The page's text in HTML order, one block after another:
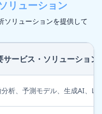
リューション
ソリューションを提供して
サービス・ソリューション
析、予測モデル、生成AI、